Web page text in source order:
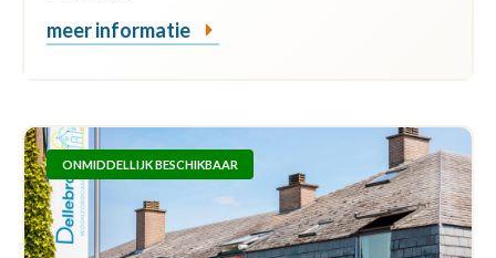
meer informatie
ONMIDDELLIJK BESCHIKBAAR